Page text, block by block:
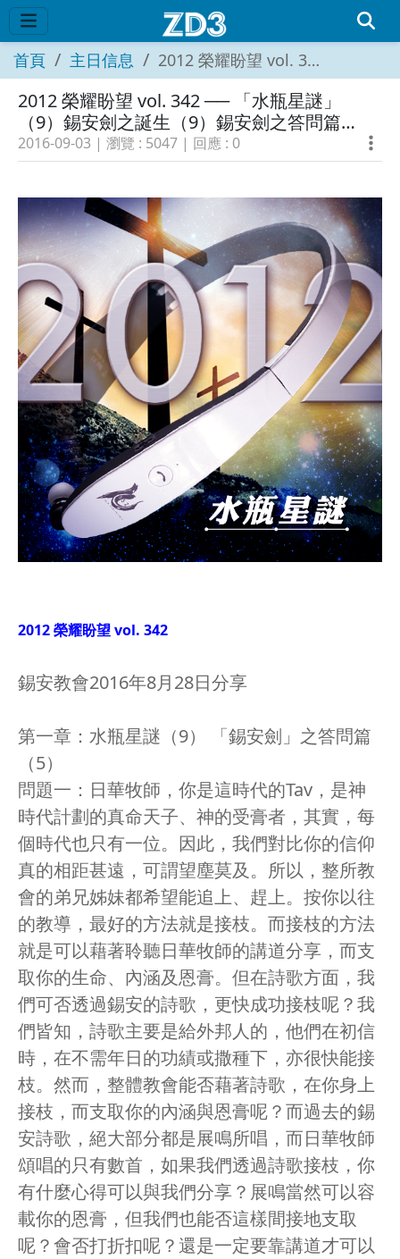
首頁 主日信息 2012 榮耀盼望 vol. 342 ── 「水瓶星謎」（9）錫安劍之誕生（9）錫安劍之答問篇（五）
2012 榮耀盼望 vol. 342 ── 「水瓶星謎」
（9）錫安劍之誕生（9）錫安劍之答問篇
（五）
2016-09-03 | 瀏覽 : 5047 | 回應 : 0
2012 榮耀盼望 vol. 342
錫安教會2016年8月28日分享
第一章：水瓶星謎（9） 「錫安劍」之答問篇
（5）
問題一：日華牧師，你是這時代的Tav，是神
時代計劃的真命天子、神的受膏者，其實，每
個時代也只有一位。因此，我們對比你的信仰
真的相距甚遠，可謂望塵莫及。所以，整所教
會的弟兄姊妹都希望能追上、趕上。按你以往
的教導，最好的方法就是接枝。而接枝的方法
就是可以藉著聆聽日華牧師的講道分享，而支
取你的生命、內涵及恩膏。但在詩歌方面，我
們可否透過錫安的詩歌，更快成功接枝呢？我
們皆知，詩歌主要是給外邦人的，他們在初信
時，在不需年日的功績或撒種下，亦很快能接
枝。然而，整體教會能否藉著詩歌，在你身上
接枝，而支取你的內涵與恩膏呢？而過去的錫
安詩歌，絕大部分都是展鳴所唱，而日華牧師
頌唱的只有數首，如果我們透過詩歌接枝，你
有什麼心得可以與我們分享？展鳴當然可以容
載你的恩膏，但我們也能否這樣間接地支取
呢？會否打折扣呢？還是一定要靠講道才可以